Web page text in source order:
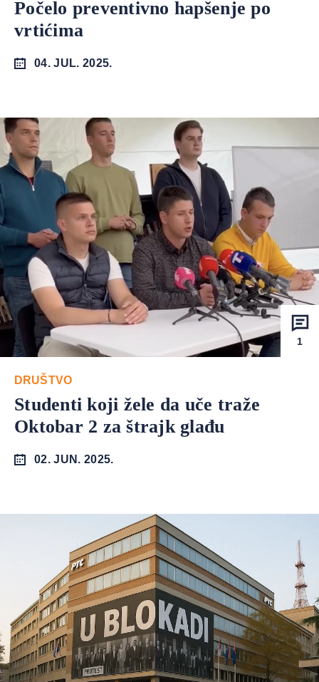
Počelo preventivno hapšenje po
vrtićima
04. JUL. 2025.
1
DRUŠTVO
Studenti koji žele da uče traže
Oktobar 2 za štrajk glađu
02. JUN. 2025.